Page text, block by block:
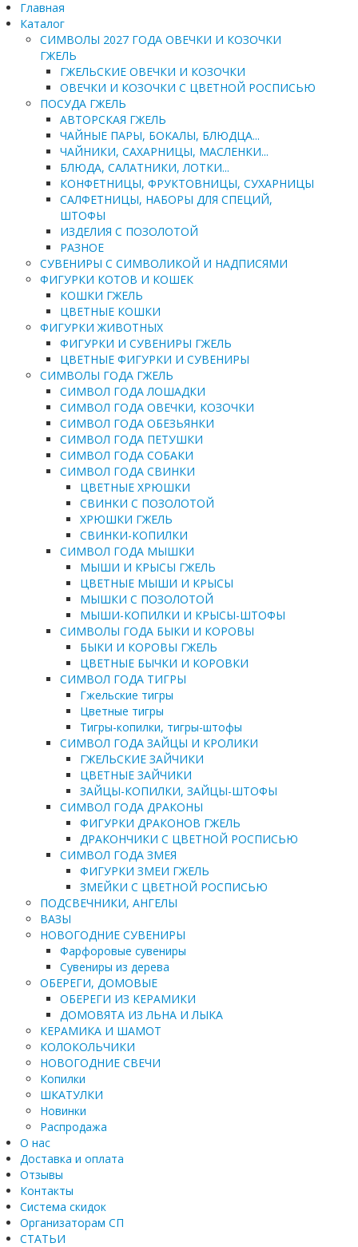
Главная
Каталог
СИМВОЛЫ 2027 ГОДА ОВЕЧКИ И КОЗОЧКИ
ГЖЕЛЬ
ГЖЕЛЬСКИЕ ОВЕЧКИ И КОЗОЧКИ
ОВЕЧКИ И КОЗОЧКИ С ЦВЕТНОЙ РОСПИСЬЮ
ПОСУДА ГЖЕЛЬ
АВТОРСКАЯ ГЖЕЛЬ
ЧАЙНЫЕ ПАРЫ, БОКАЛЫ, БЛЮДЦА...
ЧАЙНИКИ, САХАРНИЦЫ, МАСЛЕНКИ...
БЛЮДА, САЛАТНИКИ, ЛОТКИ...
КОНФЕТНИЦЫ, ФРУКТОВНИЦЫ, СУХАРНИЦЫ
САЛФЕТНИЦЫ, НАБОРЫ ДЛЯ СПЕЦИЙ,
ШТОФЫ
ИЗДЕЛИЯ С ПОЗОЛОТОЙ
РАЗНОЕ
СУВЕНИРЫ С СИМВОЛИКОЙ И НАДПИСЯМИ
ФИГУРКИ КОТОВ И КОШЕК
КОШКИ ГЖЕЛЬ
ЦВЕТНЫЕ КОШКИ
ФИГУРКИ ЖИВОТНЫХ
ФИГУРКИ И СУВЕНИРЫ ГЖЕЛЬ
ЦВЕТНЫЕ ФИГУРКИ И СУВЕНИРЫ
СИМВОЛЫ ГОДА ГЖЕЛЬ
СИМВОЛ ГОДА ЛОШАДКИ
СИМВОЛ ГОДА ОВЕЧКИ, КОЗОЧКИ
СИМВОЛ ГОДА ОБЕЗЬЯНКИ
СИМВОЛ ГОДА ПЕТУШКИ
СИМВОЛ ГОДА СОБАКИ
СИМВОЛ ГОДА СВИНКИ
ЦВЕТНЫЕ ХРЮШКИ
СВИНКИ С ПОЗОЛОТОЙ
ХРЮШКИ ГЖЕЛЬ
СВИНКИ-КОПИЛКИ
СИМВОЛ ГОДА МЫШКИ
МЫШИ И КРЫСЫ ГЖЕЛЬ
ЦВЕТНЫЕ МЫШИ И КРЫСЫ
МЫШКИ С ПОЗОЛОТОЙ
МЫШИ-КОПИЛКИ И КРЫСЫ-ШТОФЫ
СИМВОЛЫ ГОДА БЫКИ И КОРОВЫ
БЫКИ И КОРОВЫ ГЖЕЛЬ
ЦВЕТНЫЕ БЫЧКИ И КОРОВКИ
СИМВОЛ ГОДА ТИГРЫ
Гжельские тигры
Цветные тигры
Тигры-копилки, тигры-штофы
СИМВОЛ ГОДА ЗАЙЦЫ И КРОЛИКИ
ГЖЕЛЬСКИЕ ЗАЙЧИКИ
ЦВЕТНЫЕ ЗАЙЧИКИ
ЗАЙЦЫ-КОПИЛКИ, ЗАЙЦЫ-ШТОФЫ
СИМВОЛ ГОДА ДРАКОНЫ
ФИГУРКИ ДРАКОНОВ ГЖЕЛЬ
ДРАКОНЧИКИ С ЦВЕТНОЙ РОСПИСЬЮ
СИМВОЛ ГОДА ЗМЕЯ
ФИГУРКИ ЗМЕИ ГЖЕЛЬ
ЗМЕЙКИ С ЦВЕТНОЙ РОСПИСЬЮ
ПОДСВЕЧНИКИ, АНГЕЛЫ
ВАЗЫ
НОВОГОДНИЕ СУВЕНИРЫ
Фарфоровые сувениры
Сувениры из дерева
ОБЕРЕГИ, ДОМОВЫЕ
ОБЕРЕГИ ИЗ КЕРАМИКИ
ДОМОВЯТА ИЗ ЛЬНА И ЛЫКА
КЕРАМИКА И ШАМОТ
КОЛОКОЛЬЧИКИ
НОВОГОДНИЕ СВЕЧИ
Копилки
ШКАТУЛКИ
Новинки
Распродажа
О нас
Доставка и оплата
Отзывы
Контакты
Система скидок
Организаторам СП
СТАТЬИ